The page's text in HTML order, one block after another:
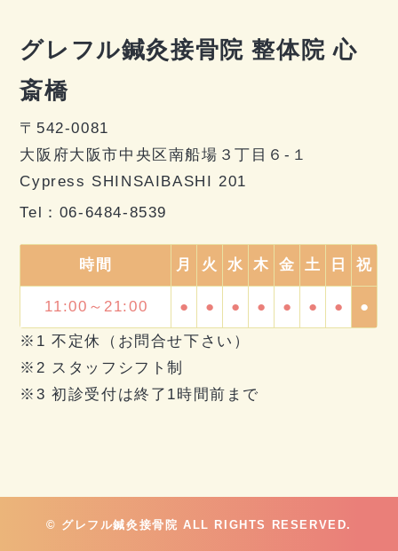
グレフル鍼灸接骨院 整体院 心
斎橋
〒542-0081
大阪府大阪市中央区南船場３丁目６-１
Cypress SHINSAIBASHI 201
Tel： 06-6484-8539
時間 月 火 水 木 金 土 日 祝
11:00～21:00 ● ● ● ● ● ● ● ●
※1 不定休（お問合せ下さい）
※2 スタッフシフト制
※3 初診受付は終了1時間前まで
© グレフル鍼灸接骨院 ALL RIGHTS RESERVED.